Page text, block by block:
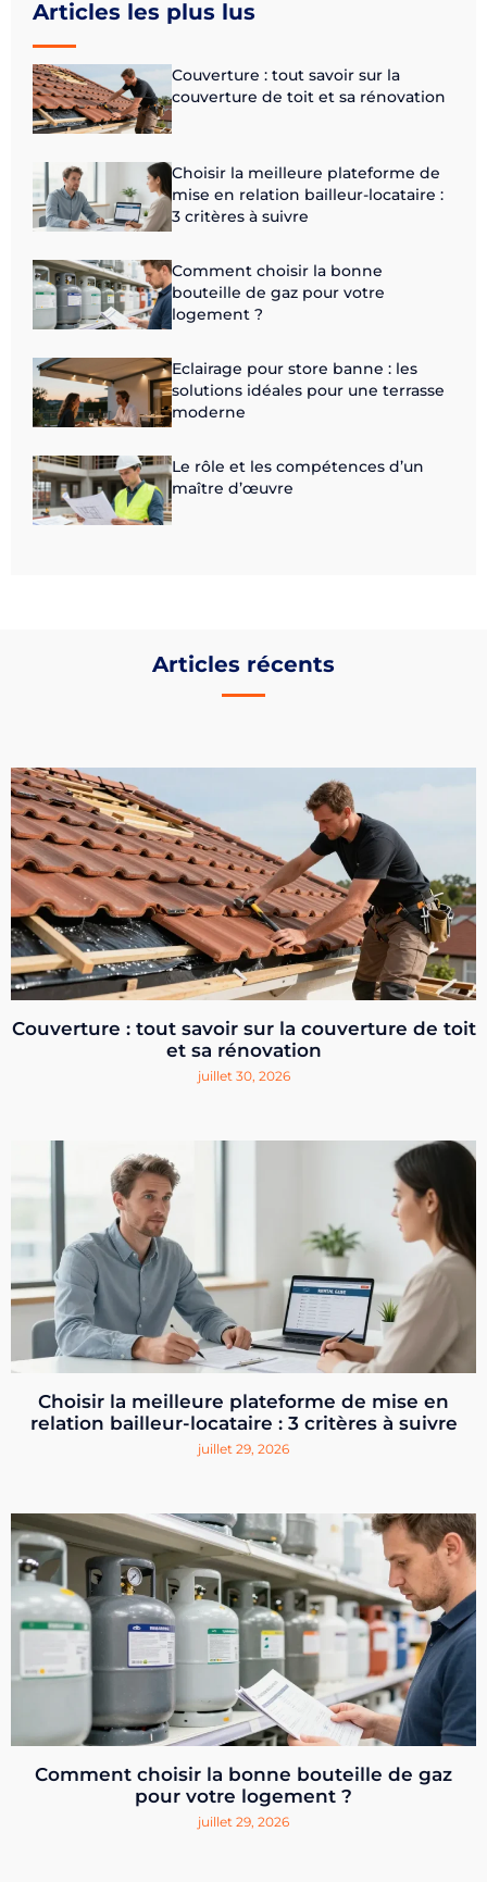
Articles les plus lus
Couverture : tout savoir sur la
couverture de toit et sa rénovation
Choisir la meilleure plateforme de
mise en relation bailleur-locataire :
3 critères à suivre
Comment choisir la bonne
bouteille de gaz pour votre
logement ?
Eclairage pour store banne : les
solutions idéales pour une terrasse
moderne
Le rôle et les compétences d’un
maître d’œuvre
Articles récents
Couverture : tout savoir sur la couverture de toit
et sa rénovation
juillet 30, 2026
Choisir la meilleure plateforme de mise en
relation bailleur-locataire : 3 critères à suivre
juillet 29, 2026
Comment choisir la bonne bouteille de gaz
pour votre logement ?
juillet 29, 2026